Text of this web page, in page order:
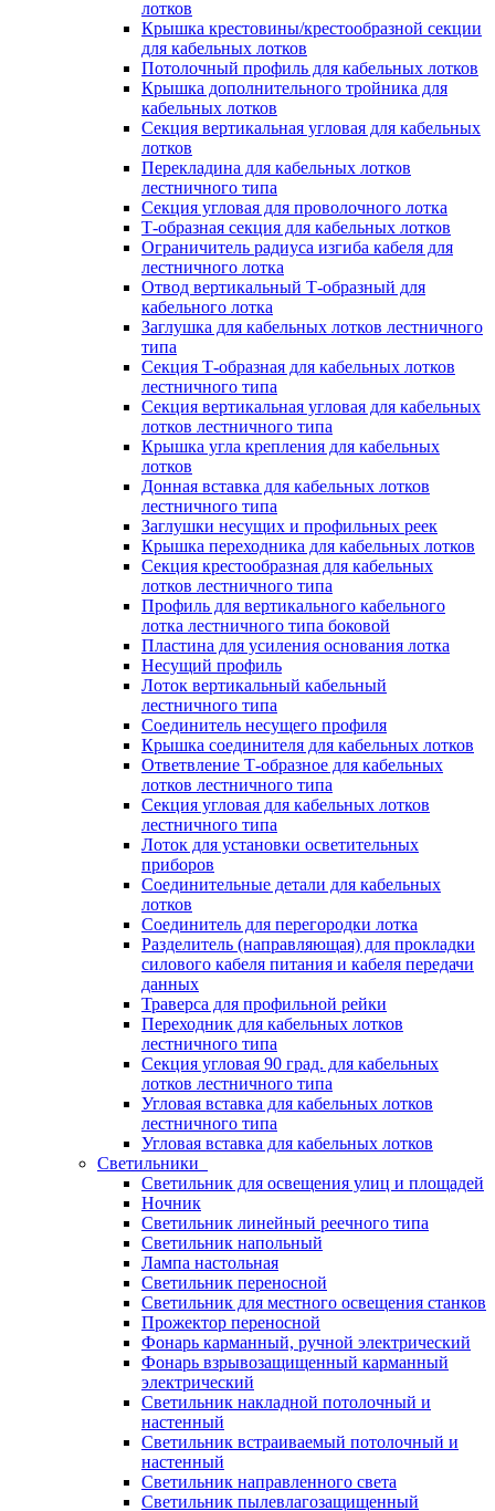
лотков
Крышка крестовины/крестообразной секции
для кабельных лотков
Потолочный профиль для кабельных лотков
Крышка дополнительного тройника для
кабельных лотков
Секция вертикальная угловая для кабельных
лотков
Перекладина для кабельных лотков
лестничного типа
Секция угловая для проволочного лотка
Т-образная секция для кабельных лотков
Ограничитель радиуса изгиба кабеля для
лестничного лотка
Отвод вертикальный Т-образный для
кабельного лотка
Заглушка для кабельных лотков лестничного
типа
Секция Т-образная для кабельных лотков
лестничного типа
Секция вертикальная угловая для кабельных
лотков лестничного типа
Крышка угла крепления для кабельных
лотков
Донная вставка для кабельных лотков
лестничного типа
Заглушки несущих и профильных реек
Крышка переходника для кабельных лотков
Секция крестообразная для кабельных
лотков лестничного типа
Профиль для вертикального кабельного
лотка лестничного типа боковой
Пластина для усиления основания лотка
Несущий профиль
Лоток вертикальный кабельный
лестничного типа
Соединитель несущего профиля
Крышка соединителя для кабельных лотков
Ответвление Т-образное для кабельных
лотков лестничного типа
Секция угловая для кабельных лотков
лестничного типа
Лоток для установки осветительных
приборов
Соединительные детали для кабельных
лотков
Соединитель для перегородки лотка
Разделитель (направляющая) для прокладки
силового кабеля питания и кабеля передачи
данных
Траверса для профильной рейки
Переходник для кабельных лотков
лестничного типа
Секция угловая 90 град. для кабельных
лотков лестничного типа
Угловая вставка для кабельных лотков
лестничного типа
Угловая вставка для кабельных лотков
Светильники
Светильник для освещения улиц и площадей
Ночник
Светильник линейный реечного типа
Светильник напольный
Лампа настольная
Светильник переносной
Светильник для местного освещения станков
Прожектор переносной
Фонарь карманный, ручной электрический
Фонарь взрывозащищенный карманный
электрический
Светильник накладной потолочный и
настенный
Светильник встраиваемый потолочный и
настенный
Светильник направленного света
Светильник пылевлагозащищенный